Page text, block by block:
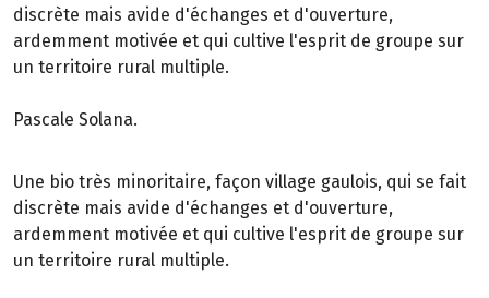
discrète mais avide d'échanges et d'ouverture,
ardemment motivée et qui cultive l'esprit de groupe sur
un territoire rural multiple.
Pascale Solana.
Une bio très minoritaire, façon village gaulois, qui se fait
discrète mais avide d'échanges et d'ouverture,
ardemment motivée et qui cultive l'esprit de groupe sur
un territoire rural multiple.